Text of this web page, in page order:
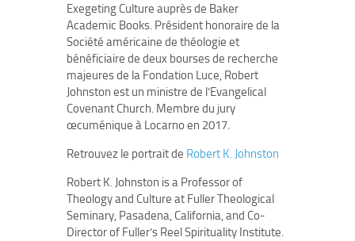
Exegeting Culture auprès de Baker
Academic Books. Président honoraire de la
Société américaine de théologie et
bénéficiaire de deux bourses de recherche
majeures de la Fondation Luce, Robert
Johnston est un ministre de l’Evangelical
Covenant Church. Membre du jury
œcuménique à Locarno en 2017.
Retrouvez le portrait de Robert K. Johnston
Robert K. Johnston is a Professor of
Theology and Culture at Fuller Theological
Seminary, Pasadena, California, and Co-
Director of Fuller’s Reel Spirituality Institute.